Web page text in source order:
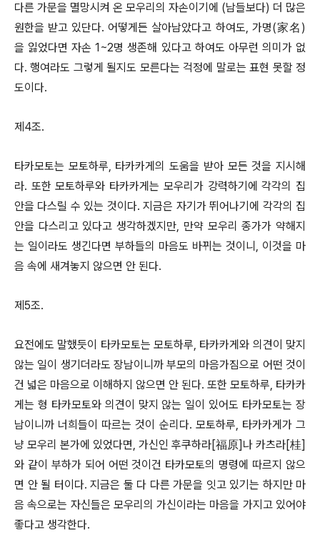
다른 가문을 멸망시켜 온 모우리의 자손이기에 (남들보다) 더 많은
원한을 받고 있단다. 어떻게든 살아남았다고 하여도, 가명(家名)
을 잃었다면 자손 1~2명 생존해 있다고 하여도 아무런 의미가 없
다. 행여라도 그렇게 될지도 모른다는 걱정에 말로는 표현 못할 정
도이다.
제4조.
타카모토는 모토하루, 타카카게의 도움을 받아 모든 것을 지시해
라. 또한 모토하루와 타카카게는 모우리가 강력하기에 각각의 집
안을 다스릴 수 있는 것이다. 지금은 자기가 뛰어나기에 각각의 집
안을 다스리고 있다고 생각하겠지만, 만약 모우리 종가가 약해지
는 일이라도 생긴다면 부하들의 마음도 바뀌는 것이니, 이것을 마
음 속에 새겨놓지 않으면 안 된다.
제5조.
요전에도 말했듯이 타카모토는 모토하루, 타카카게와 의견이 맞지
않는 일이 생기더라도 장남이니까 부모의 마음가짐으로 어떤 것이
건 넓은 마음으로 이해하지 않으면 안 된다. 또한 모토하루, 타카카
게는 형 타카모토와 의견이 맞지 않는 일이 있어도 타카모토는 장
남이니까 너희들이 따르는 것이 순리다. 모토하루, 타카카게가 그
냥 모우리 본가에 있었다면, 가신인 후쿠하라[福原]나 카츠라[桂]
와 같이 부하가 되어 어떤 것이건 타카모토의 명령에 따르지 않으
면 안 될 터이다. 지금은 둘 다 다른 가문을 잇고 있기는 하지만 마
음 속으로는 자신들은 모우리의 가신이라는 마음을 가지고 있어야
좋다고 생각한다.